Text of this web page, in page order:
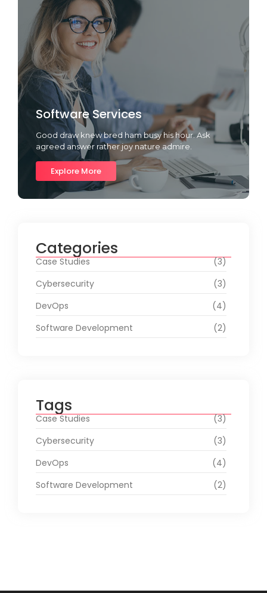
Software Services
Good draw knew bred ham busy his hour. Ask
agreed answer rather joy nature admire.
Explore More
Categories
Case Studies
(3)
Cybersecurity
(3)
DevOps
(4)
Software Development
(2)
Tags
Case Studies
(3)
Cybersecurity
(3)
DevOps
(4)
Software Development
(2)